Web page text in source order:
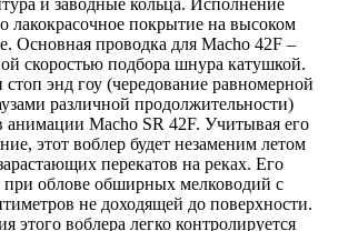
и заводные кольца. Исполнение
лакокрасочное покрытие на высоком
Основная проводка для Macho 42F –
скоростью подбора шнура катушкой.
энд гоу (чередование равномерной
различной продолжительности)
Macho SR 42F. Учитывая его
этот воблер будет незаменим летом
перекатов на реках. Его
облове обширных мелководий с
не доходящей до поверхности.
этого воблера легко контролируется